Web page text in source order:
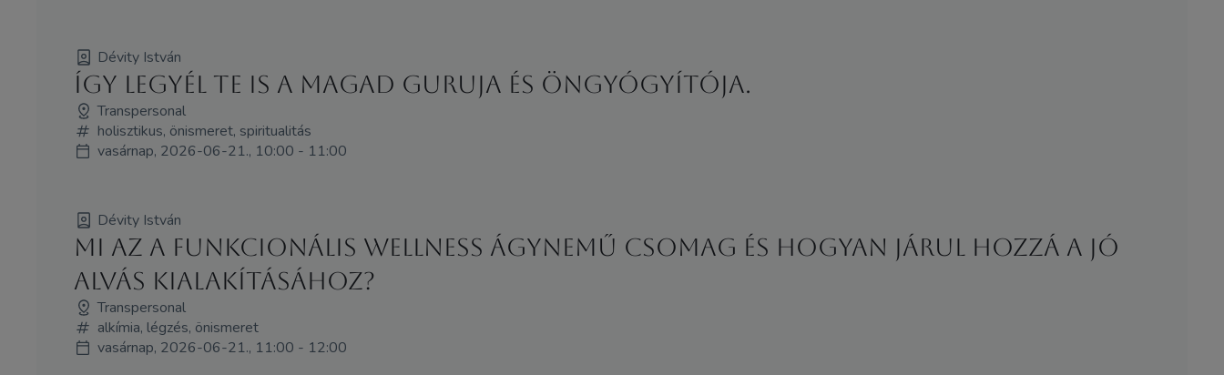
Dévity István
Így legyél Te is a magad guruja és öngyógyítója.
Transpersonal
holisztikus, önismeret, spiritualitás
vasárnap, 2026-06-21., 10:00 - 11:00
Dévity István
Mi az a funkcionális wellness ágynemű csomag és hogyan járul hozzá a jó
alvás kialakításához?
Transpersonal
alkímia, légzés, önismeret
vasárnap, 2026-06-21., 11:00 - 12:00